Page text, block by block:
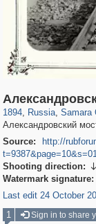
1894, Russia
1,407,206
, Samara
9,776
Александровский
Source:
http://
Shooting direction: 
Watermark signature:
Last edit 24 October
1
Sign in to share